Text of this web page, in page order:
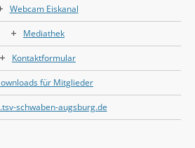
Webcam Eiskanal
Mediathek
Kontaktformular
für Mitglieder
schwaben-augsburg.de